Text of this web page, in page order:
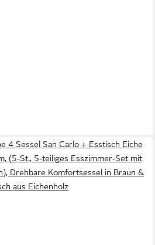
4 Sessel San Carlo + Esstisch Eiche
(5-St., 5-teiliges Esszimmer-Set mit
Drehbare Komfortsessel in Braun &
aus Eichenholz